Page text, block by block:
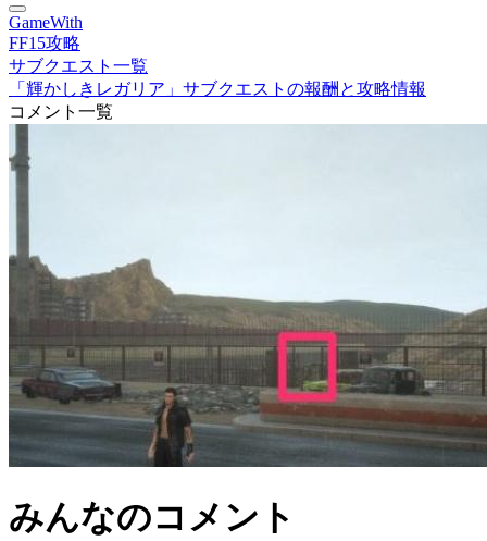
GameWith
FF15攻略
サブクエスト一覧
「輝かしきレガリア」サブクエストの報酬と攻略情報
コメント一覧
みんなのコメント